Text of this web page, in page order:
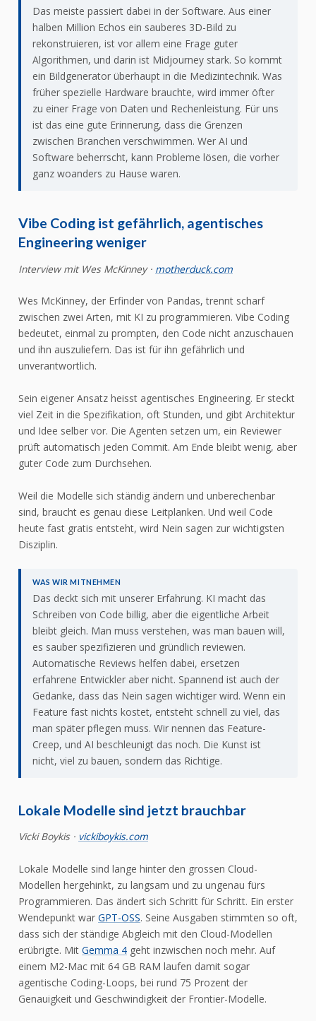
Das meiste passiert dabei in der Software. Aus einer
halben Million Echos ein sauberes 3D-Bild zu
rekonstruieren, ist vor allem eine Frage guter
Algorithmen, und darin ist Midjourney stark. So kommt
ein Bildgenerator überhaupt in die Medizintechnik. Was
früher spezielle Hardware brauchte, wird immer öfter
zu einer Frage von Daten und Rechenleistung. Für uns
ist das eine gute Erinnerung, dass die Grenzen
zwischen Branchen verschwimmen. Wer AI und
Software beherrscht, kann Probleme lösen, die vorher
ganz woanders zu Hause waren.
Vibe Coding ist gefährlich, agentisches
Engineering weniger
Interview mit Wes McKinney · motherduck.com
Wes McKinney, der Erfinder von Pandas, trennt scharf
zwischen zwei Arten, mit KI zu programmieren. Vibe Coding
bedeutet, einmal zu prompten, den Code nicht anzuschauen
und ihn auszuliefern. Das ist für ihn gefährlich und
unverantwortlich.
Sein eigener Ansatz heisst agentisches Engineering. Er steckt
viel Zeit in die Spezifikation, oft Stunden, und gibt Architektur
und Idee selber vor. Die Agenten setzen um, ein Reviewer
prüft automatisch jeden Commit. Am Ende bleibt wenig, aber
guter Code zum Durchsehen.
Weil die Modelle sich ständig ändern und unberechenbar
sind, braucht es genau diese Leitplanken. Und weil Code
heute fast gratis entsteht, wird Nein sagen zur wichtigsten
Disziplin.
WAS WIR MITNEHMEN
Das deckt sich mit unserer Erfahrung. KI macht das
Schreiben von Code billig, aber die eigentliche Arbeit
bleibt gleich. Man muss verstehen, was man bauen will,
es sauber spezifizieren und gründlich reviewen.
Automatische Reviews helfen dabei, ersetzen
erfahrene Entwickler aber nicht. Spannend ist auch der
Gedanke, dass das Nein sagen wichtiger wird. Wenn ein
Feature fast nichts kostet, entsteht schnell zu viel, das
man später pflegen muss. Wir nennen das Feature-
Creep, und AI beschleunigt das noch. Die Kunst ist
nicht, viel zu bauen, sondern das Richtige.
Lokale Modelle sind jetzt brauchbar
Vicki Boykis · vickiboykis.com
Lokale Modelle sind lange hinter den grossen Cloud-
Modellen hergehinkt, zu langsam und zu ungenau fürs
Programmieren. Das ändert sich Schritt für Schritt. Ein erster
Wendepunkt war GPT-OSS. Seine Ausgaben stimmten so oft,
dass sich der ständige Abgleich mit den Cloud-Modellen
erübrigte. Mit Gemma 4 geht inzwischen noch mehr. Auf
einem M2-Mac mit 64 GB RAM laufen damit sogar
agentische Coding-Loops, bei rund 75 Prozent der
Genauigkeit und Geschwindigkeit der Frontier-Modelle.